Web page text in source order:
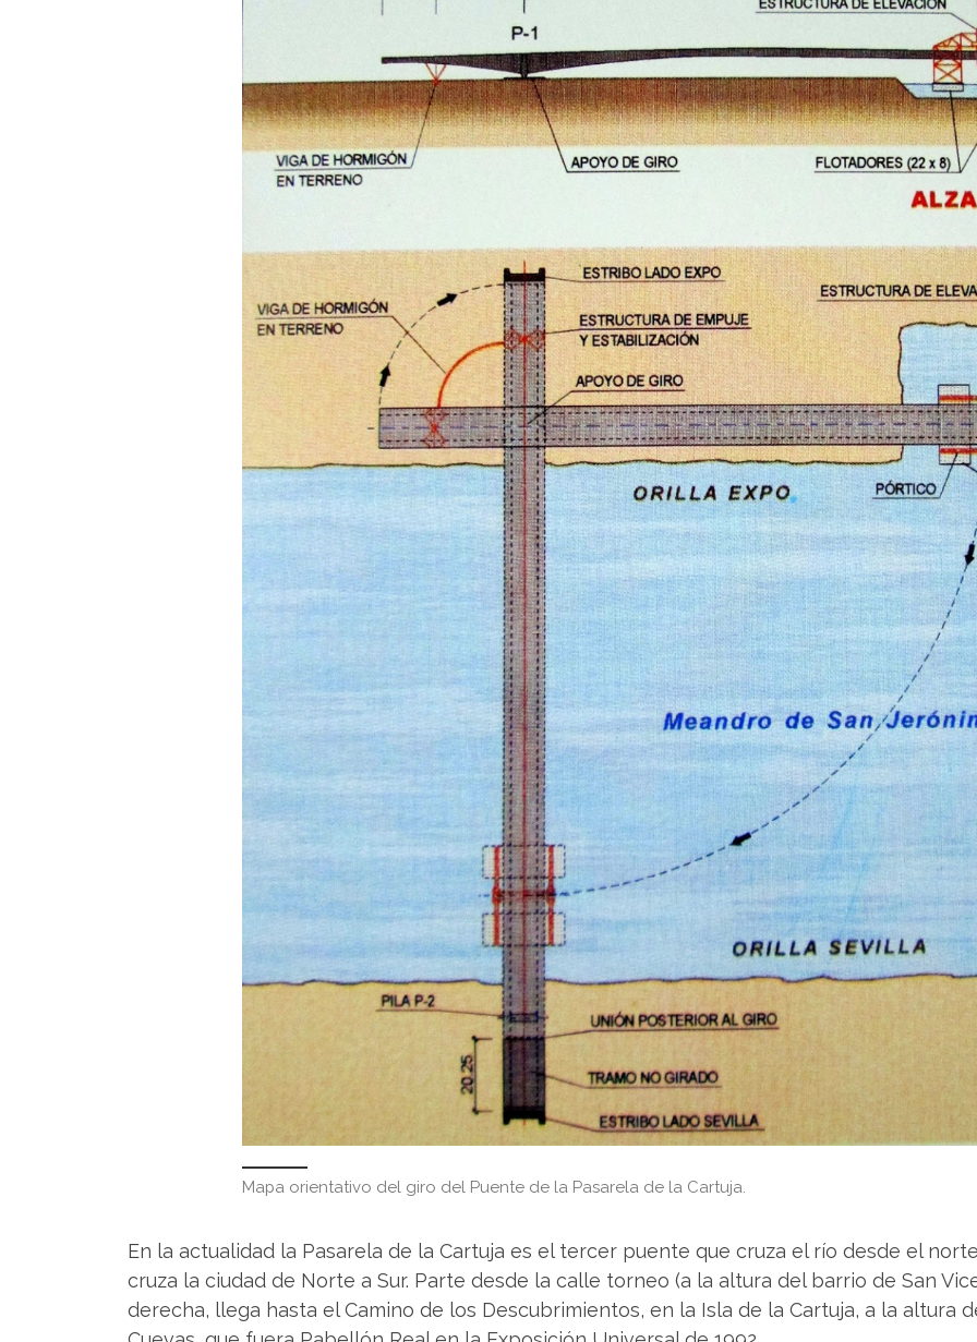
Mapa orientativo del giro del Puente de la Pasarela de la Cartuja.
En la actualidad la Pasarela de la Cartuja es el tercer puente que cruza el río desde el
cruza la ciudad de Norte a Sur. Parte desde la calle torneo (a la altura del barrio de San
derecha, llega hasta el Camino de los Descubrimientos, en la Isla de la Cartuja, a la altura